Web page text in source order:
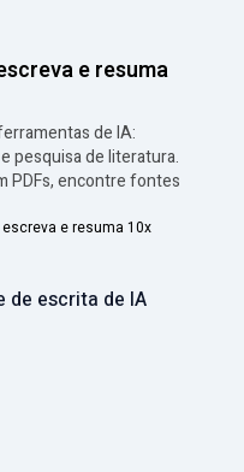
e resuma
de IA:
pesquisa de literatura.
PDFs, encontre fontes
escreva e resuma 10x
de escrita de IA